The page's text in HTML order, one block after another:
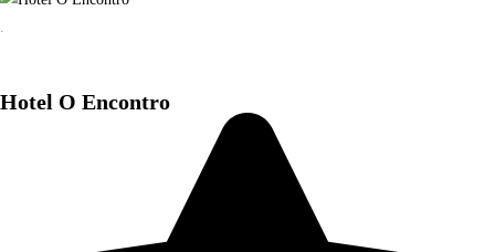
Hotel O Encontro